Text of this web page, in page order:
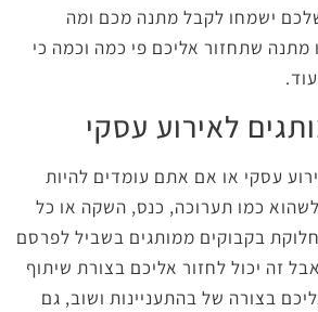
ישמחו לקבל מתנה מכם ומה
מתנה שתחזור אליכם פי כמה וכמה כי
לאירוע עסקי
עסקי או אם אתם עומדים להיות
כמו תערוכה, כנס, השקה או כל
בקבוקים ממותגים בשביל לפרסם
זה יכול לחזור אליכם בצורת שיתוף
בצורה של בהתעניינות ושוב, גם